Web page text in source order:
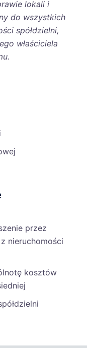
lokali i
do wszystkich
spółdzielni,
właściciela
przez
nieruchomości
kosztów